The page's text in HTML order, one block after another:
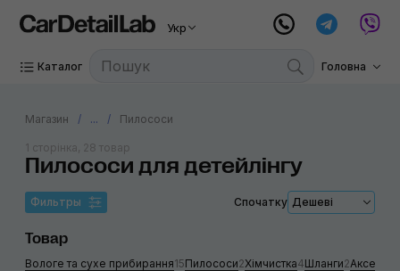
Укр
Каталог Головна
Магазин ... Пилососи
Пилососи для детейлінгу
1 сторінка, 28 товар
Фильтры Спочатку Дешеві
Товар
Вологе та сухе прибирання15Пилососи2Хімчистка4Шланги2